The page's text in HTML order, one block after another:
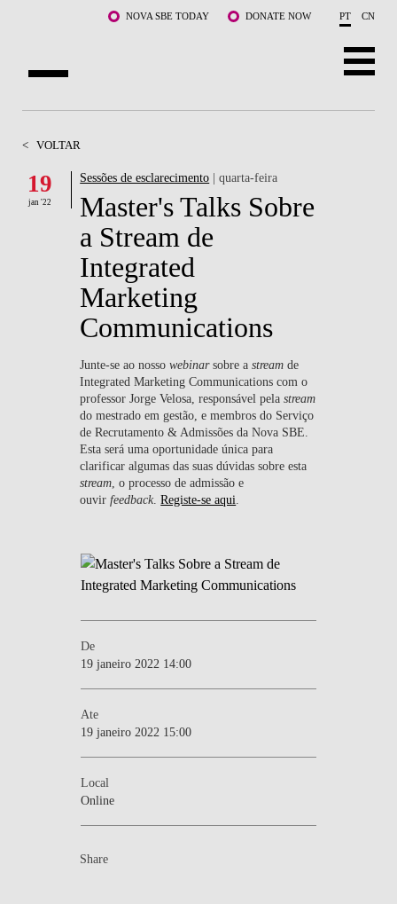
Saltar para o conteúdo principalNOVA SBE TODAY DONATE NOW PT CN
DOCENTES E INVESTIGAÇÃO
COMUNIDADE
LIFE AT NOVA SBE
WHAT'S HAPPENING
< VOLTAR
19
jan '22
Sessões de esclarecimento | quarta-feira
Master's Talks Sobre
a Stream de
Integrated
Marketing
Communications
Junte-se ao nossowebinarsobre a streamde
Integrated Marketing Communications com o
professor Jorge Velosa, responsável pela stream
do mestrado em gestão, e membros do Serviço
de Recrutamento & Admissões da Nova SBE.
Esta será uma oportunidade única para
clarificar algumas das suas dúvidas sobre esta
stream , o processo de admissão e
ouvirfeedback.Registe-se aqui
De
19 janeiro 2022 14:00
Ate
19 janeiro 2022 15:00
Local
Online
Share